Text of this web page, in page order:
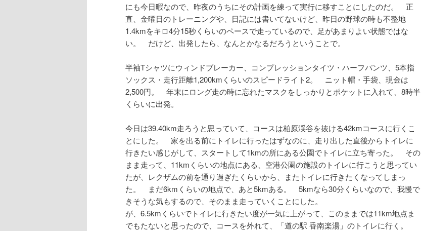
にも今日暇なので、昨夜のうちにその計画を練って実行に移すことにしたのだ。 正
直、金曜日のトレーニングや、日記には書いてないけど、昨日の野球の時も不整地
1.4kmをキロ4分15秒くらいのペースで走っているので、足があまりよい状態ではな
い。 だけど、出発したら、なんとかなるだろうということで。
半袖Tシャツにウィンドブレーカー、コンプレッションタイツ・ハーフパンツ、5本指
ソックス・走行距離1,200kmくらいのスピードライト2。 ニット帽・手袋、現金は
2,500円。 年末にロング走の時に忘れたマスクをしっかりとポケットに入れて、8時半
くらいに出発。
今日は39.40km走ろうと思っていて、コースは柏原渓谷を抜ける42kmコースに行くこ
とにした。 家を出る前にトイレに行ったはずなのに、走り出した直後からトイレに
行きたい感じがして、スタートして1kmの所にある公園でトイレに立ち寄った。 その
まま走って、11kmくらいの地点にある、空港公園の施設のトイレに行こうと思ってい
たが、レクザムの前を通り過ぎたくらいから、またトイレに行きたくなってしまっ
た。 まだ6kmくらいの地点で、あと5kmある。 5kmなら30分くらいなので、我慢で
きそうな気もするので、そのまま走っていくことにした。
が、6.5kmくらいでトイレに行きたい度が一気に上がって、このままでは11km地点ま
でもたないと思ったので、コースを外れて、「道の駅 香南楽湯」のトイレに行く。